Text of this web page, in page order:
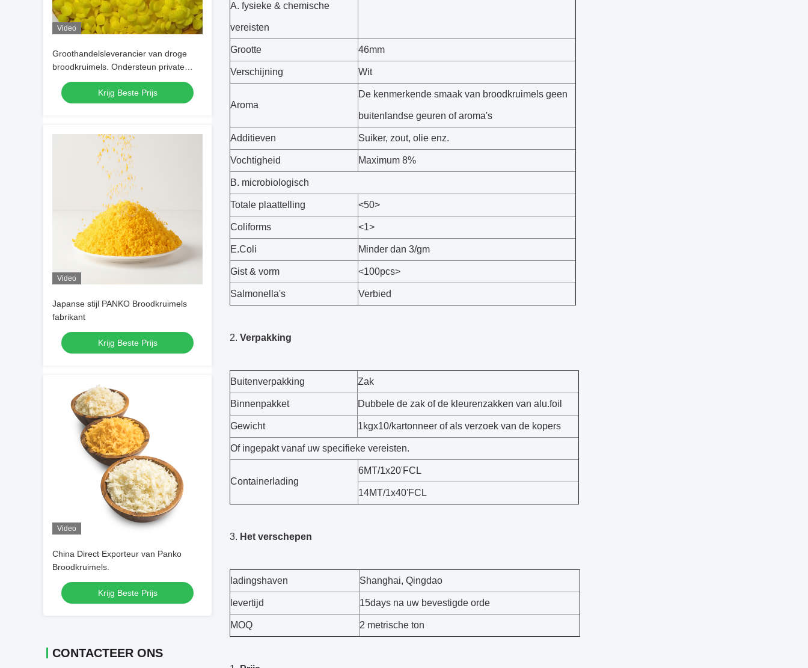
Video
Groothandelsleverancier van droge
broodkruimels. Ondersteun private
label en maatmaten.
Krijg Beste Prijs
Video
Japanse stijl PANKO Broodkruimels
fabrikant
Krijg Beste Prijs
Video
China Direct Exporteur van Panko
Broodkruimels.
Krijg Beste Prijs
CONTACTEER ONS
A. fysieke & chemische
vereisten
Grootte 46mm
Verschijning Wit
Aroma
De kenmerkende smaak van broodkruimels geen
buitenlandse geuren of aroma's
Additieven Suiker, zout, olie enz.
Vochtigheid Maximum 8%
B. microbiologisch
Totale plaattelling <50>
Coliforms <1>
E.Coli Minder dan 3/gm
Gist & vorm <100pcs>
Salmonella's Verbied
2. Verpakking
Buitenverpakking Zak
Binnenpakket Dubbele de zak of de kleurenzakken van alu.foil
Gewicht 1kgx10/kartonneer of als verzoek van de kopers
Of ingepakt vanaf uw specifieke vereisten.
Containerlading
6MT/1x20'FCL
14MT/1x40'FCL
3. Het verschepen
ladingshaven Shanghai, Qingdao
levertijd 15days na uw bevestigde orde
MOQ 2 metrische ton